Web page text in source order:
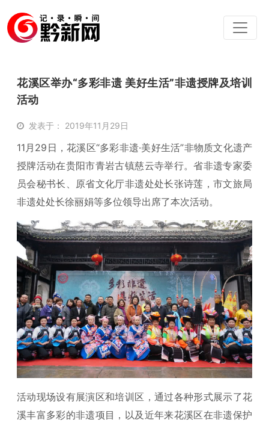
花溪区举办“多彩非遗 美好生活”非遗授牌及培训
活动
发表于： 2019年11月29日
11月29日，花溪区“多彩非遗·美好生活”非物质文化遗产
授牌活动在贵阳市青岩古镇慈云寺举行。省非遗专家委
员会秘书长、原省文化厅非遗处处长张诗莲，市文旅局
非遗处处长徐丽娟等多位领导出席了本次活动。
活动现场设有展演区和培训区，通过各种形式展示了花
溪丰富多彩的非遗项目，以及近年来花溪区在非遗保护